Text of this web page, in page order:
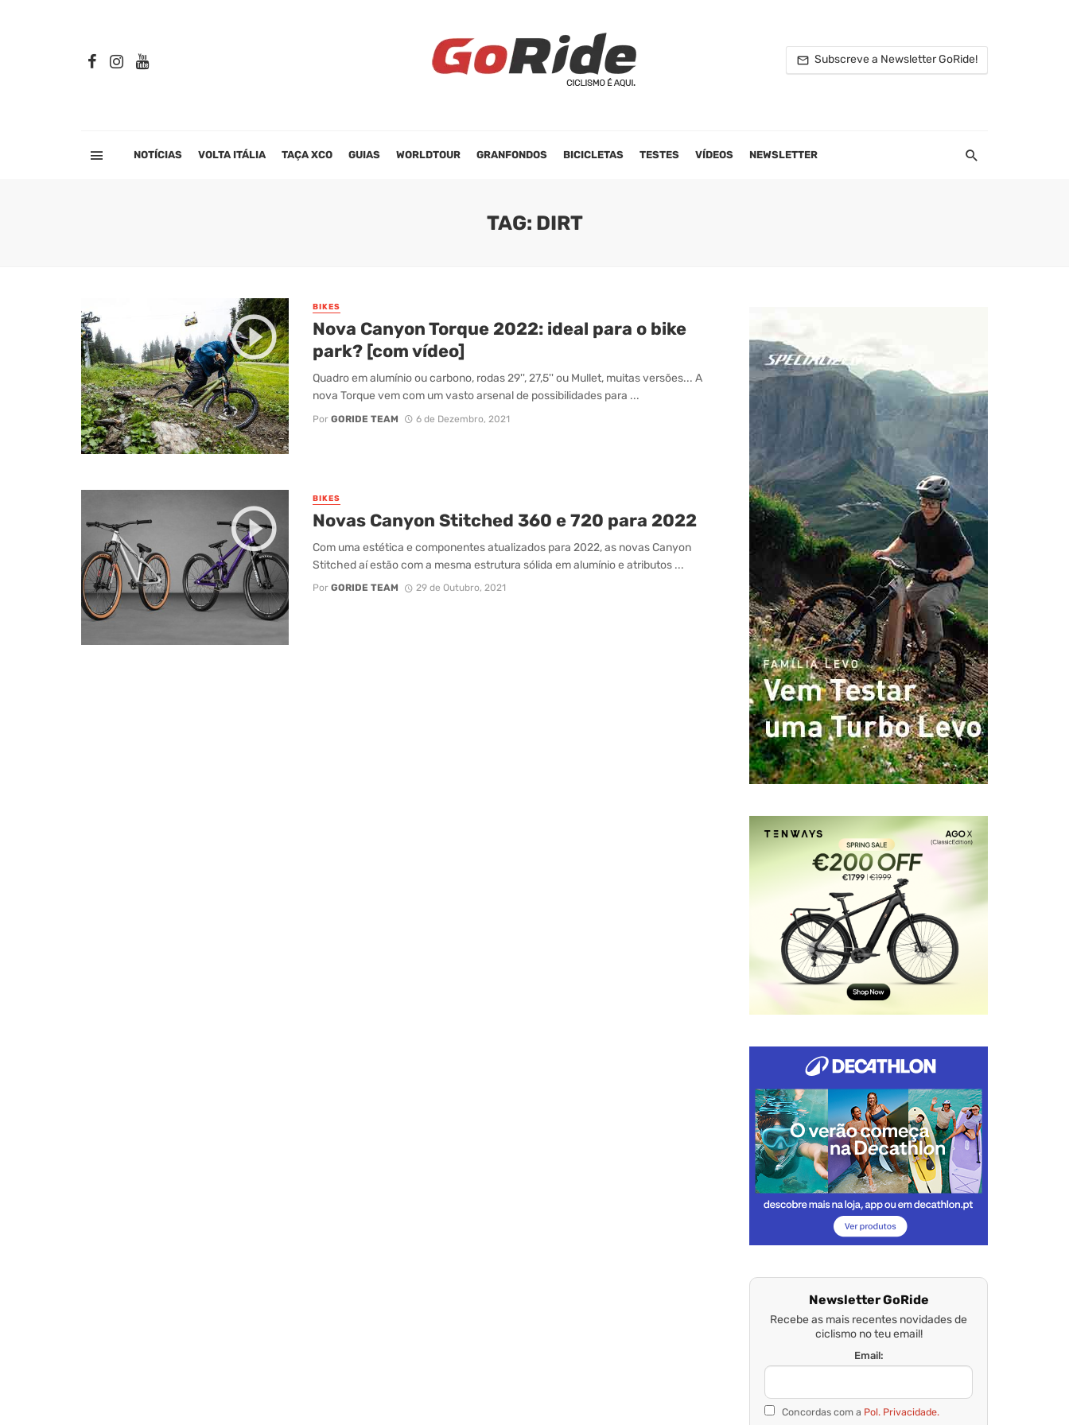
Subscreve a Newsletter GoRide!
NOTÍCIAS VOLTA ITÁLIA TAÇA XCO GUIAS WORLDTOUR GRANFONDOS BICICLETAS TESTES VÍDEOS NEWSLETTER
TAG: DIRT
BIKES
Nova Canyon Torque 2022: ideal para o bike
park? [com vídeo]
Quadro em alumínio ou carbono, rodas 29'', 27,5'' ou Mullet, muitas versões... A
nova Torque vem com um vasto arsenal de possibilidades para ...
Por GORIDE TEAM 6 de Dezembro, 2021
BIKES
Novas Canyon Stitched 360 e 720 para 2022
Com uma estética e componentes atualizados para 2022, as novas Canyon
Stitched aí estão com a mesma estrutura sólida em alumínio e atributos ...
Por GORIDE TEAM 29 de Outubro, 2021
Newsletter GoRide
Recebe as mais recentes novidades de
ciclismo no teu email!
Email:
Concordas com a Pol. Privacidade.